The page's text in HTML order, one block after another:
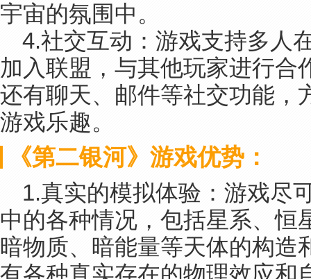
宇宙的氛围中。
4.社交互动：游戏支持多人
加入联盟，与其他玩家进行合
还有聊天、邮件等社交功能，
游戏乐趣。
《第二银河》游戏优势：
1.真实的模拟体验：游戏尽
中的各种情况，包括星系、恒
暗物质、暗能量等天体的构造
有各种真实存在的物理效应和